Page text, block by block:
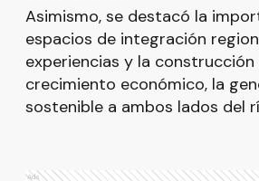
Asimismo, se destacó la
espacios de integración
experiencias y la
crecimiento económico, la
sostenible a ambos lados del
Ads